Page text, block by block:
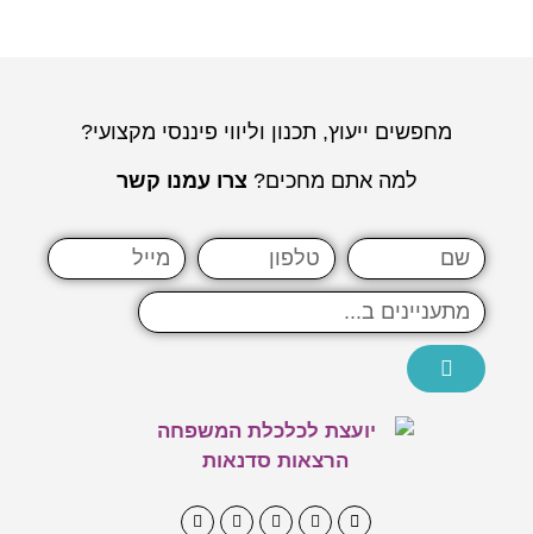
מחפשים ייעוץ, תכנון וליווי פיננסי מקצועי?
למה אתם מחכים? צרו עמנו קשר